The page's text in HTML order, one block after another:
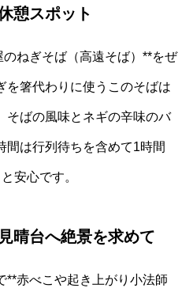
憩スポット
ねぎそば（高遠そば）**をぜ
を箸代わりに使うこのそばは
そばの風味とネギの辛味のバ
間は行列待ちを含めて1時間
安心です。
晴台へ絶景を求めて
**赤べこや起き上がり小法師